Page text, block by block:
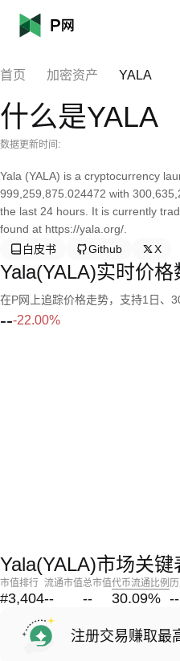
首页 加密资产 YALA
什么是YALA
数据更新时间:
Yala (YALA) is a cryptocurrency
999,259,875.024472 with
the last 24 hours. It is currently
found at https://yala.org/.
白皮书
Github X
Yala(YALA)实时价格
在P网上追踪价格走势，支持1日、
---22.00%
Yala(YALA)市场关键
市值排行
#3,404
流通市值
--
总市值
--
代币流通比例
30.09% --
注册交易赚取最